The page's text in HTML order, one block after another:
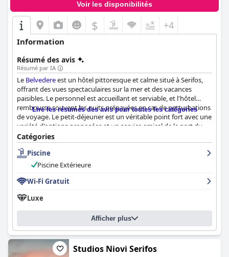
Voir les disponibilités
$ +4
Information
Résumé des avis
Résumé par IA
Le Belvedereest un hôtel pittoresque et calme situé à Serifos,
offrant des vues spectaculaires sur la mer et des vacances
paisibles. Le personnel est accueillant et serviable, et l'hôtel
rembourse souvent les nuits prépayées en cas de perturbations
de voyage. Le petit-déjeuner est un véritable point fort avec une
variété d'options proposées et un service amical de la part du
personnel. Les chambres sont modernes, propres et
confortables, certaines offrant une vue exceptionnelle sur la
mer. Le personnel est remarquable, arrangeant et bien informé
sur la région. La piscine est charmante, neuve et propre avec
Belvedereoffre un hébergement magnifique et confortable
exemplaire.
Lire les résumés des avis pour toutes les catégories
Catégories
Piscine
Piscine Extérieure
Wi-Fi Gratuit
Luxe
Afficher plus
Studios Niovi Serifos